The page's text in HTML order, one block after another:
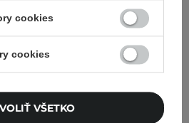
PRIDAŤ DO KOŠÍKA
cookies
cookies
VŠETKO